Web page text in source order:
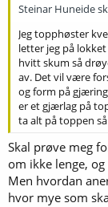
Steinar Huneide
Jeg topphøster
letter jeg på
hvitt skum så
av. Det vil være
og form på
er et gjærlag på
ta alt på toppen
Skal prøve meg
om ikke lenge,
Men hvordan
hvor mye som